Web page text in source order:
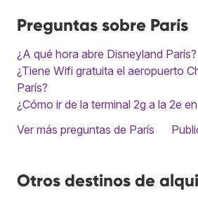
Preguntas sobre París
¿A qué hora abre Disneyland París?
¿Tiene Wifi gratuita el aeropuerto
París?
¿Cómo ir de la terminal 2g a la 2e
Ver más preguntas de París
Otros destinos de